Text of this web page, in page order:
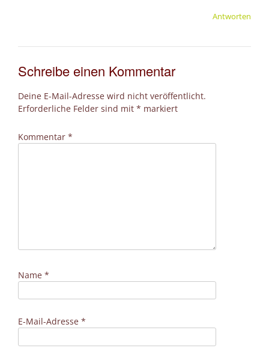
Antworten
Schreibe einen Kommentar
Deine E-Mail-Adresse wird nicht veröffentlicht.
Erforderliche Felder sind mit * markiert
Kommentar *
Name *
E-Mail-Adresse *